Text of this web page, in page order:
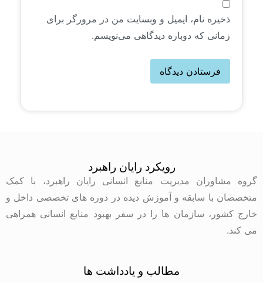
ذخیره نام، ایمیل و وبسایت من در مرورگر برای
زمانی که دوباره دیدگاهی می‌نویسم.
رویکرد رایان راهبرد
گروه مشاوران مدیریت منابع انسانی رایان راهبرد، با کمک
متخصصان با سابقه و آموزش دیده در دوره های تخصصی داخل و
خارج کشور، سازمان ها را در سفر بهبود منابع انسانی همراهی
می کند.
مطالب و یادداشت ها